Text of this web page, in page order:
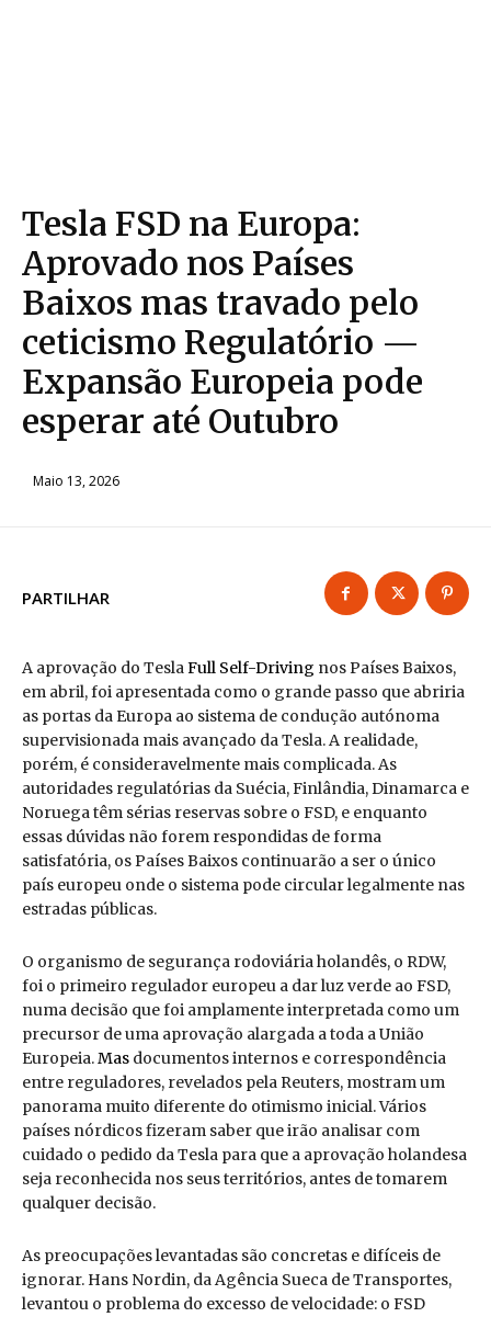
Tesla FSD na Europa:
Aprovado nos Países
Baixos mas travado pelo
ceticismo Regulatório —
Expansão Europeia pode
esperar até Outubro
Maio 13, 2026
PARTILHAR
A aprovação do TeslaFull Self-Driving nos Países Baixos,
em abril, foi apresentada como o grande passo que abriria
as portas da Europa ao sistema de condução autónoma
supervisionada mais avançado da Tesla. A realidade,
porém, é consideravelmente mais complicada. As
autoridades regulatórias da Suécia, Finlândia, Dinamarca e
Noruega têm sérias reservas sobre o FSD, e enquanto
essas dúvidas não forem respondidas de forma
satisfatória, os Países Baixos continuarão a ser o único
país europeu onde o sistema pode circular legalmente nas
estradas públicas.
O organismo de segurança rodoviária holandês, o RDW,
foi o primeiro regulador europeu a dar luz verde ao FSD,
numa decisão que foi amplamente interpretada como um
precursor de uma aprovação alargada a toda a União
Europeia.Mas documentos internos e correspondência
entre reguladores, revelados pela Reuters, mostram um
panorama muito diferente do otimismo inicial. Vários
países nórdicos fizeram saber que irão analisar com
cuidado o pedido da Tesla para que a aprovação holandesa
seja reconhecida nos seus territórios, antes de tomarem
qualquer decisão.
As preocupações levantadas são concretas e difíceis de
ignorar. Hans Nordin, da Agência Sueca de Transportes,
levantou o problema do excesso de velocidade: o FSD